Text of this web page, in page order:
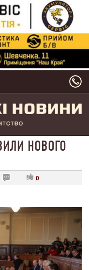
НОВОГО
0